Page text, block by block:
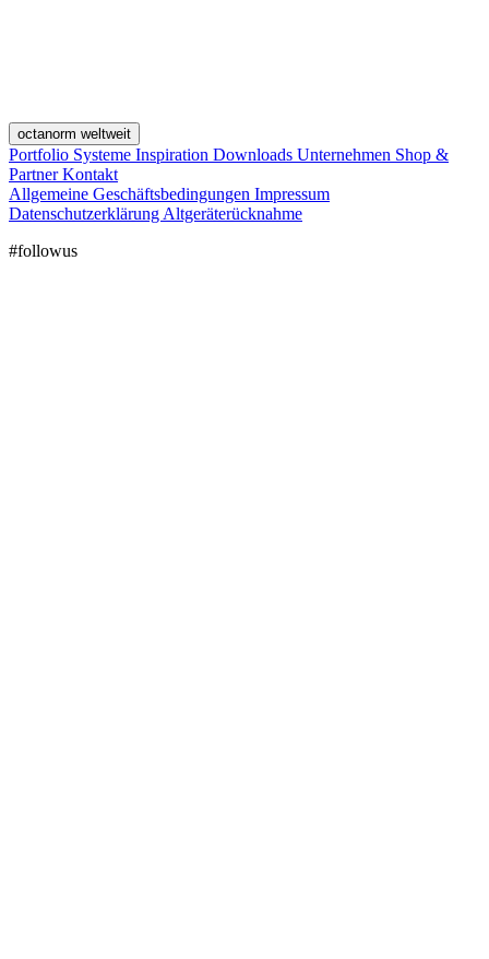
octanorm weltweit
Portfolio Systeme Inspiration Downloads Unternehmen Shop &
PartnerKontakt
Allgemeine Geschäftsbedingungen Impressum
Datenschutzerklärung Altgeräterücknahme
#followus